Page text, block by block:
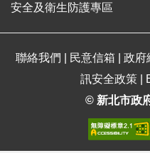
安全及衛生防護專區
聯絡我們 民意信箱 政府
訊安全政策
© 新北市政